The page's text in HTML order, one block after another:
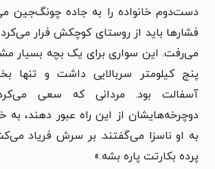
دست‌دوم خانواده را به جاده چونگ‌جین
فشارها باید از روستای کوچکش فرار
می‌رفت. این سواری برای یک بچه بسیار
پنج کیلومتر سربالایی داشت و تنها
آسفالت بود. مردانی که سعی
دوچرخه‌هایشان از این راه عبور دهند،
به او ناسزا می‌گفتند. بر سرش فریاد
پرده بکارتت پاره بشه.»